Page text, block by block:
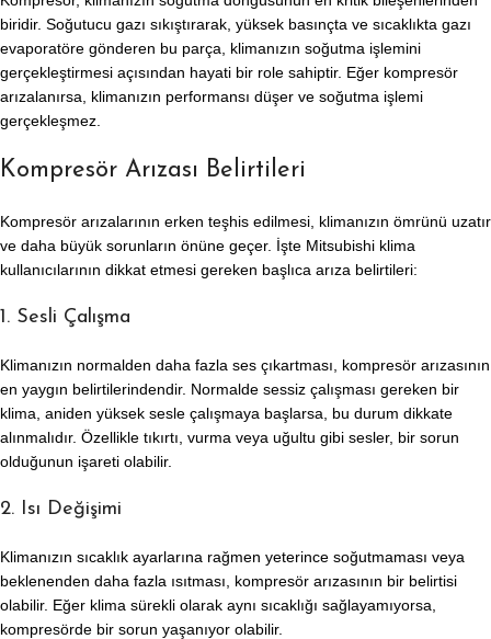
biridir. Soğutucu gazı sıkıştırarak, yüksek basınçta ve sıcaklıkta gazı
evaporatöre gönderen bu parça, klimanızın soğutma işlemini
gerçekleştirmesi açısından hayati bir role sahiptir. Eğer kompresör
arızalanırsa, klimanızın performansı düşer ve soğutma işlemi
gerçekleşmez.
Kompresör Arızası Belirtileri
Kompresör arızalarının erken teşhis edilmesi, klimanızın ömrünü uzatır
ve daha büyük sorunların önüne geçer. İşte Mitsubishi klima
kullanıcılarının dikkat etmesi gereken başlıca arıza belirtileri:
1. Sesli Çalışma
Klimanızın normalden daha fazla ses çıkartması, kompresör arızasının
en yaygın belirtilerindendir. Normalde sessiz çalışması gereken bir
klima, aniden yüksek sesle çalışmaya başlarsa, bu durum dikkate
alınmalıdır. Özellikle tıkırtı, vurma veya uğultu gibi sesler, bir sorun
olduğunun işareti olabilir.
2. Isı Değişimi
Klimanızın sıcaklık ayarlarına rağmen yeterince soğutmaması veya
beklenenden daha fazla ısıtması, kompresör arızasının bir belirtisi
olabilir. Eğer klima sürekli olarak aynı sıcaklığı sağlayamıyorsa,
kompresörde bir sorun yaşanıyor olabilir.